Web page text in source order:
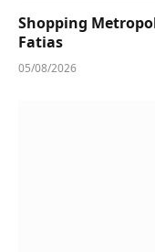
Shopping
Fatias
05/08/2026